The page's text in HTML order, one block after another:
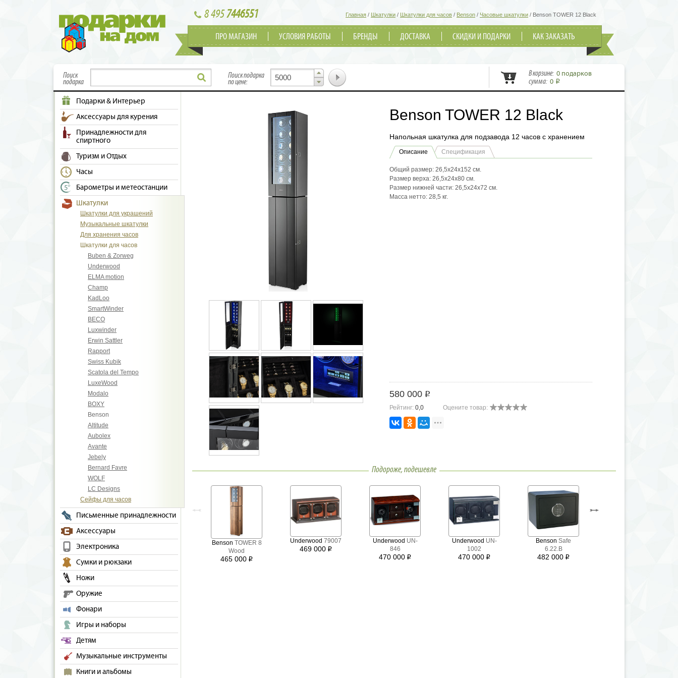
8 4957446551 Главная / Шкатулки / Шкатулки для часов / Benson / Часовые шкатулки / Benson TOWER 12 Black
ПРО МАГАЗИН УСЛОВИЯ РАБОТЫ БРЕНДЫ ДОСТАВКА СКИДКИ И ПОДАРКИ КАК ЗАКАЗАТЬ
Поиск
подарка
Поиск подарка
по цене:
В корзине: 0 подарков
сумма: 0 i
Подарки & Интерьер
Аксессуары для курения
Принадлежности для
спиртного
Туризм и Отдых
Часы
Барометры и метеостанции
Шкатулки
Шкатулки для украшений
Музыкальные шкатулки
Для хранения часов
Шкатулки для часов
Buben & Zorweg
Underwood
ELMA motion
Champ
KadLoo
SmartWinder
BECO
Luxwinder
Erwin Sattler
Rapport
Swiss Kubik
Scatola del Tempo
LuxeWood
Modalo
BOXY
Benson
Altitude
Aubolex
Avante
Jebely
Bernard Favre
WOLF
LC Designs
Сейфы для часов
Письменные принадлежности
Аксессуары
Электроника
Сумки и рюкзаки
Ножи
Оружие
Фонари
Игры и наборы
Детям
Музыкальные инструменты
Книги и альбомы
Benson TOWER 12 Black
Напольная шкатулка для подзавода 12 часов с хранением
Описание Спецификация
Общий размер: 26,5х24х152 см.
Размер верха: 26,5х24х80 см.
Размер нижней части: 26,5х24х72 см.
Масса нетто: 28,5 кг.
580 000 i
Рейтинг: 0,0 Оцените товар:
Подороже, подешевле
Benson TOWER 8
Wood
465 000 i
Underwood 79007
469 000 i
Underwood UN-
846
470 000 i
Underwood UN-
1002
470 000 i
Benson Safe
6.22.B
482 000 i